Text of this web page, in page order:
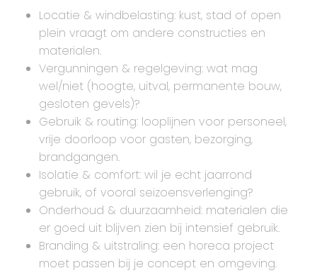
Locatie & windbelasting: kust, stad of open
plein vraagt om andere constructies en
materialen.
Vergunningen & regelgeving: wat mag
wel/niet (hoogte, uitval, permanente bouw,
gesloten gevels)?
Gebruik & routing: looplijnen voor personeel,
vrije doorloop voor gasten, bezorging,
brandgangen.
Isolatie & comfort: wil je echt jaarrond
gebruik, of vooral seizoensverlenging?
Onderhoud & duurzaamheid: materialen die
er goed uit blijven zien bij intensief gebruik.
Branding & uitstraling: een horeca project
moet passen bij je concept en omgeving.